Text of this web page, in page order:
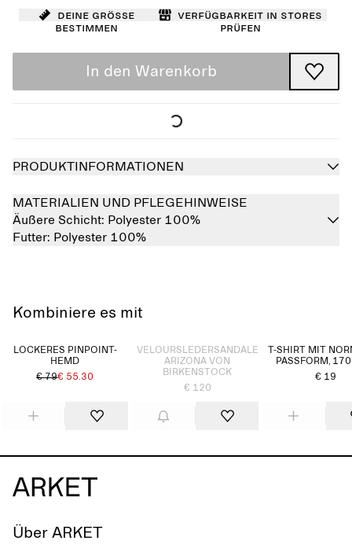
Deine Größe
bestimmen
Verfügbarkeit in Stores
prüfen
In den Warenkorb
PRODUKTINFORMATIONEN
MATERIALIEN UND PFLEGEHINWEISE
Äußere Schicht: Polyester 100%
Futter: Polyester 100%
Kombiniere es mit
LOCKERES PINPOINT-
HEMD
€ 79€ 55.30
VELOURSLEDERSANDALE
ARIZONA VON
BIRKENSTOCK
€ 120
T-SHIRT MIT
PASSFORM,
€ 19
Über ARKET